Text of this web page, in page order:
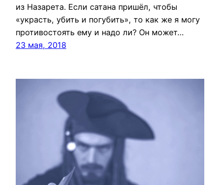
из Назарета. Если сатана пришёл, чтобы
«украсть, убить и погубить», то как же я могу
противостоять ему и надо ли? Он может…
23 мая, 2018